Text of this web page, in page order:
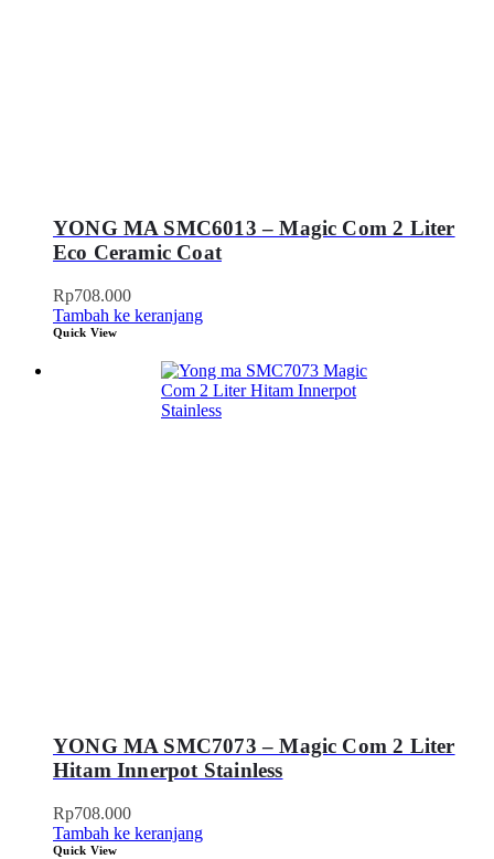
YONG MA SMC6013 – Magic Com 2 Liter
Eco Ceramic Coat
Rp708.000
Tambah ke keranjang
Quick View
YONG MA SMC7073 – Magic Com 2 Liter
Hitam Innerpot Stainless
Rp708.000
Tambah ke keranjang
Quick View